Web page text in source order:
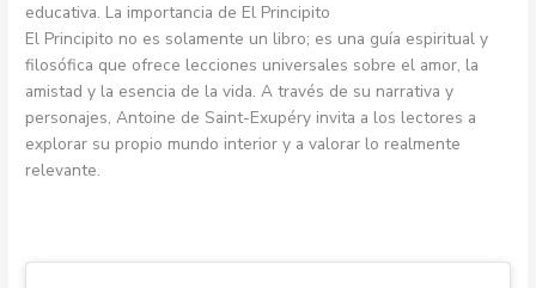
educativa. La importancia de El Principito
El Principito no es solamente un libro; es una guía espiritual y
filosófica que ofrece lecciones universales sobre el amor, la
amistad y la esencia de la vida. A través de su narrativa y
personajes, Antoine de Saint-Exupéry invita a los lectores a
explorar su propio mundo interior y a valorar lo realmente
relevante.